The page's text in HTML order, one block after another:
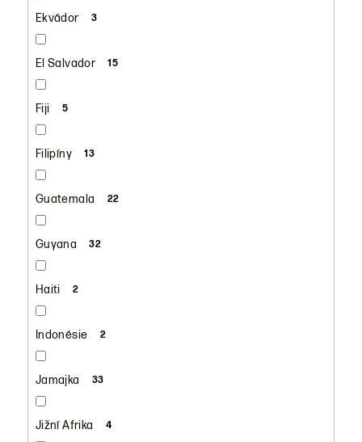
Ekvádor 3
El Salvador 15
Fiji 5
Filipíny 13
Guatemala 22
Guyana 32
Haiti 2
Indonésie 2
Jamajka 33
Jižní Afrika 4